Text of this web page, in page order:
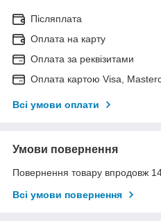
Післяплата
Оплата на карту
Оплата за реквізитами
Оплата картою Visa,
Всі умови оплати
Умови повернення
Повернення товару впродовж
Всі умови повернення